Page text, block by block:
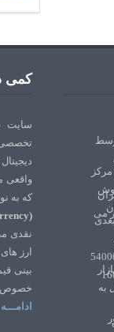
کمی
تخصصی
واقعی
که به
(Cryptocurrency)
نقدی
ارز
بینی
خصوص